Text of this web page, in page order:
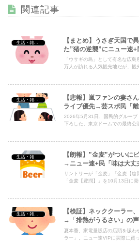
もピンと立ってる
Powered by livedoor 相互RSS
関連記事
【まとめ】うさぎ天国で
た”猪の逆襲”にニュー速+
「ウサギの島」として有名な広
万人が訪れる人気観光地だが、観
【悲報】嵐ファンの妻さ
ライブ優先→芸スポ民「
2026年5月31日、国民的グルー
下ろした。東京ドームでの最終公
【朗報】”金麦”がついに
→ニュー速+民「味は大丈
サントリーが「金麦」「金麦【糖
「金麦【豊潤】」を10月13日に発
【検証】ネッククーラー
→「排熱がうるさい」の
夏本番、家電量販店の店頭を賑わ
ラー」。ニュー速VIPに実際に買っ